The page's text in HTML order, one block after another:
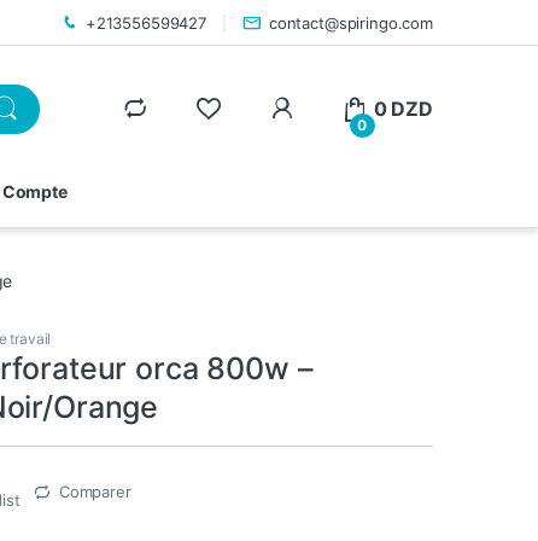
+213556599427 contact@spiringo.com
0
0 DZD
travail
orca 800w –
Orange
Comparer